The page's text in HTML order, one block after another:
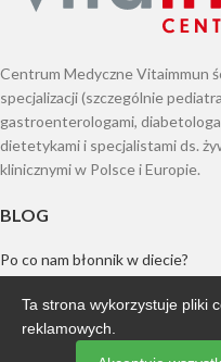
Centrum Medyczne Vitaimmun
specjalizacji (szczególnie
gastroenterologami,
dietetykami i specjalistami ds.
klinicznymi w Polsce i Europie.
BLOG
Po co nam błonnik w diecie?
Bakterie jako broń w walce z
Ta strona wykorzystuje pliki
reklamowych.